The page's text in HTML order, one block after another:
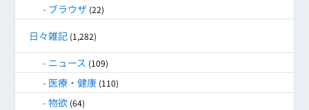
ブラウザ (22)
日々雑記 (1,282)
ニュース (109)
医療・健康 (110)
物欲 (64)